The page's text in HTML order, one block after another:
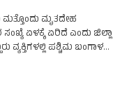
ಮೃತದೇಹ
ಸಂಖ್ಯೆ ಏಳಕ್ಕೆ ಏರಿದೆ ಎಂದು ಜಿಲ್ಲಾ
ವ್ಯಕ್ತಿಗಳಲ್ಲಿ ಪಶ್ಚಿಮ ಬಂಗಾಳದ